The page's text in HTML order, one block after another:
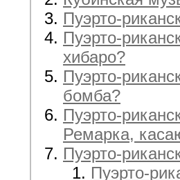
Пуэрто-
Пуэрто-
хибаро?
Пуэрто-
бомба?
Пуэрто-
Ремарка,
Пуэрто-
Пуэрто-